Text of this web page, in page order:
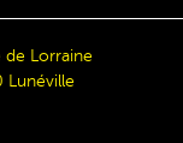
de Lorraine
Lunéville